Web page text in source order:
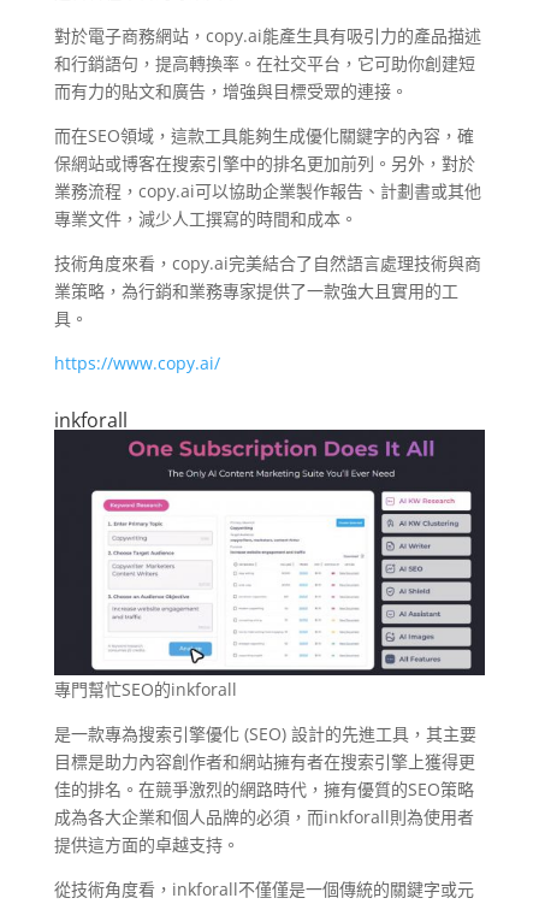
對於電子商務網站，copy.ai能產生具有吸引力的產品描述
和行銷語句，提高轉換率。在社交平台，它可助你創建短
而有力的貼文和廣告，增強與目標受眾的連接。
而在SEO領域，這款工具能夠生成優化關鍵字的內容，確
保網站或博客在搜索引擎中的排名更加前列。另外，對於
業務流程，copy.ai可以協助企業製作報告、計劃書或其他
專業文件，減少人工撰寫的時間和成本。
技術角度來看，copy.ai完美結合了自然語言處理技術與商
業策略，為行銷和業務專家提供了一款強大且實用的工
具。
https://www.copy.ai/
inkforall
專門幫忙SEO的inkforall
是一款專為搜索引擎優化 (SEO) 設計的先進工具，其主要
目標是助力內容創作者和網站擁有者在搜索引擎上獲得更
佳的排名。在競爭激烈的網路時代，擁有優質的SEO策略
成為各大企業和個人品牌的必須，而inkforall則為使用者
提供這方面的卓越支持。
從技術角度看，inkforall不僅僅是一個傳統的關鍵字或元